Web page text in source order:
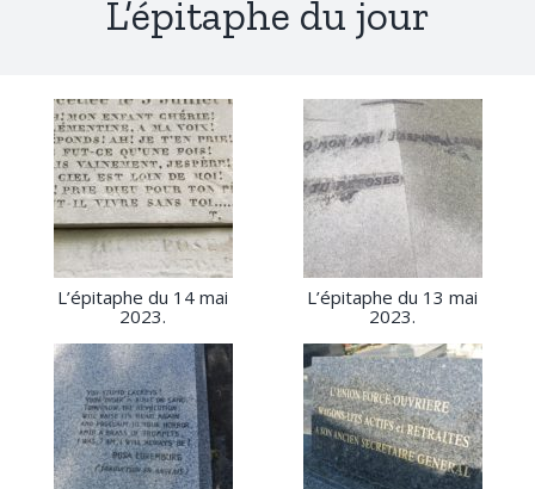
L’épitaphe du jour
L’épitaphe du 14 mai
2023.
L’épitaphe du 13 mai
2023.